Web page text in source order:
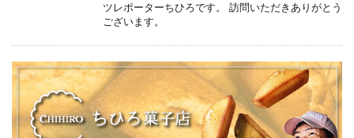
ツレポーターちひろです。 訪問いただきありがとう
ございます。